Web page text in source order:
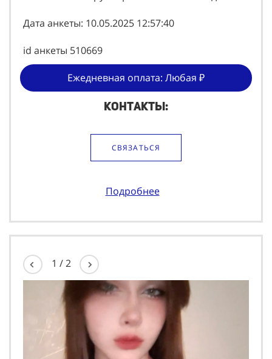
Дата анкеты: 10.05.2025 12:57:40
id анкеты 510669
Ежедневная оплата: Любая ₽
Контакты:
СВЯЗАТЬСЯ
Подробнее
1 /2